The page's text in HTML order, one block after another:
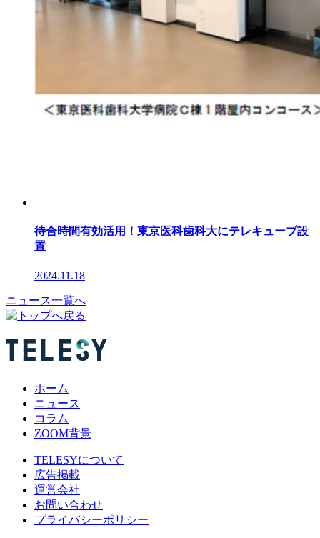
待合時間有効活用！東京医科歯科大にテレキューブ設
置
2024.11.18
ニュース一覧へ
ホーム
ニュース
コラム
ZOOM背景
TELESYについて
広告掲載
運営会社
お問い合わせ
プライバシーポリシー